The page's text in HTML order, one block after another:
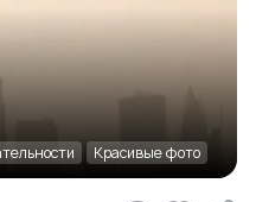
Красивые фото